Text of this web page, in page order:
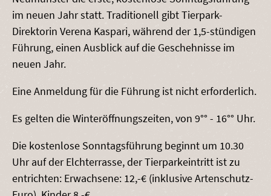
im neuen Jahr statt. Traditionell gibt Tierpark-
Direktorin Verena Kaspari, während der 1,5-stündigen
Führung, einen Ausblick auf die Geschehnisse im
neuen Jahr.
Eine Anmeldung für die Führung ist nicht erforderlich.
Es gelten die Winteröffnungszeiten, von 9°° - 16°° Uhr.
Die kostenlose Sonntagsführung beginnt um 10.30
Uhr auf der Elchterrasse, der Tierparkeintritt ist zu
entrichten: Erwachsene: 12,-€ (inklusive Artenschutz-